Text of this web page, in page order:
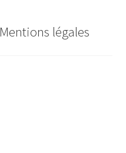
Mentions légales